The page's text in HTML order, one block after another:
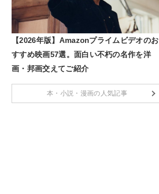
【2026年版】Amazonプライムビデオのお
すすめ映画57選。面白い不朽の名作を洋
画・邦画交えてご紹介
本・小説・漫画の人気記事